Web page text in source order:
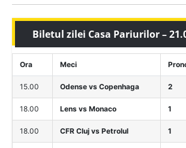
Biletul zilei Casa Pariurilor –
Ora Meci
15.00 Odense vs Copenhaga 2
18.00 Lens vs Monaco 1
18.00 CFR Cluj vs Petrolul 1